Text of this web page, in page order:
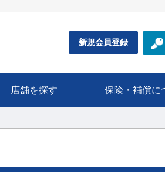
新規会員登録
店舗を探す 保険・補償に